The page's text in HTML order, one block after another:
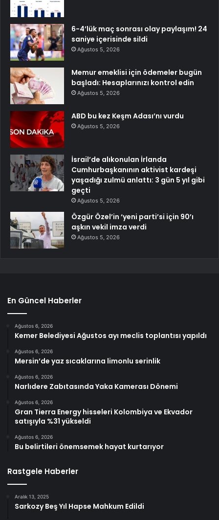
6-4’lük maç sonrası olay paylaşım! 24
saniye içerisinde sildi
Ağustos 5, 2026
Memur emeklisi için ödemeler bugün
başladı: Hesaplarınızı kontrol edin
Ağustos 5, 2026
ABD bu kez Keşm Adası’nı vurdu
Ağustos 5, 2026
İsrail’de alıkonulan İrlanda
Cumhurbaşkanının aktivist kardeşi
yaşadığı zulmü anlattı: 3 gün 5 yıl gibi
geçti
Ağustos 5, 2026
Özgür Özel’in ‘yeni parti’si için 90’ı
aşkın vekil imza verdi
Ağustos 5, 2026
En Güncel Haberler
Ağustos 6, 2026
Kemer Belediyesi Ağustos ayı meclis toplantısı yapıldı
Ağustos 6, 2026
Mersin’de yaz sıcaklarına limonlu serinlik
Ağustos 6, 2026
Narlıdere Zabıtasında Yaka Kamerası Dönemi
Ağustos 6, 2026
Gran Tierra Energy hisseleri Kolombiya ve Ekvador
satışıyla %31 yükseldi
Ağustos 6, 2026
Bu belirtileri önemsemek hayat kurtarıyor
Rastgele Haberler
Aralık 13, 2025
Sarkozy Beş Yıl Hapse Mahkum Edildi